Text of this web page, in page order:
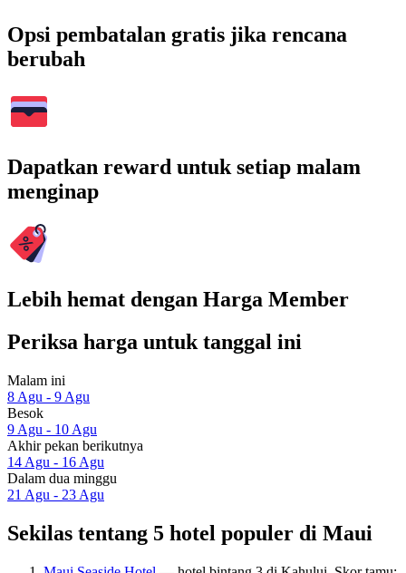
Opsi pembatalan gratis jika rencana
berubah
Dapatkan reward untuk setiap malam
menginap
Lebih hemat dengan Harga Member
Periksa harga untuk tanggal ini
Malam ini
8 Agu - 9 Agu
Besok
9 Agu - 10 Agu
Akhir pekan berikutnya
14 Agu - 16 Agu
Dalam dua minggu
21 Agu - 23 Agu
Sekilas tentang 5 hotel populer di Maui